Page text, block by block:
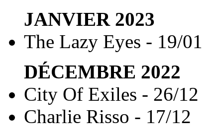
JANVIER2023
The Lazy Eyes - 19/01
DÉCEMBRE 2022
City Of Exiles - 26/12
Charlie Risso - 17/12